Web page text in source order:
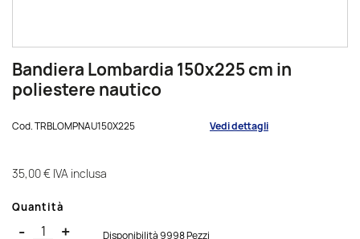
Bandiera Lombardia 150x225 cm in
poliestere nautico
Cod.TRBLOMPNAU150X225 Vedi dettagli
35,00 € IVA inclusa
Quantità
- + Disponibilità 9998 Pezzi